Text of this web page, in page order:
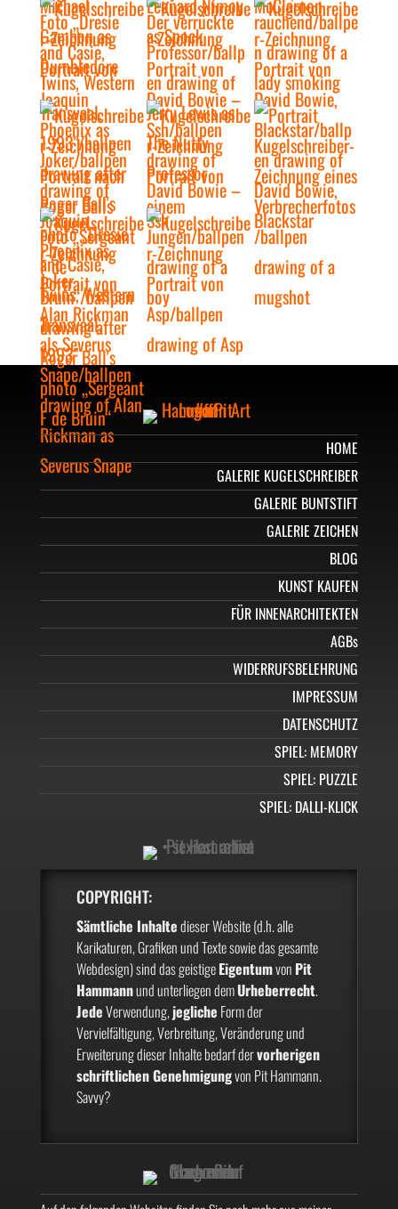
HOME
GALERIE KUGELSCHREIBER
GALERIE BUNTSTIFT
GALERIE ZEICHEN
BLOG
KUNST KAUFEN
FÜR INNENARCHITEKTEN
AGBs
WIDERRUFSBELEHRUNG
IMPRESSUM
DATENSCHUTZ
SPIEL: MEMORY
SPIEL: PUZZLE
SPIEL: DALLI-KLICK
COPYRIGHT:
Sämtliche Inhaltedieser Website (d.h. alle
Karikaturen, Grafiken und Texte sowie das gesamte
Webdesign) sind das geistigeEigentumvon Pit
Hammannund unterliegen demUrheberrecht.
JedeVerwendung,jegliche Form der
Vervielfältigung, Verbreitung, Veränderung und
Erweiterung dieser Inhalte bedarf dervorherigen
schriftlichen Genehmigungvon Pit Hammann.
Savvy?